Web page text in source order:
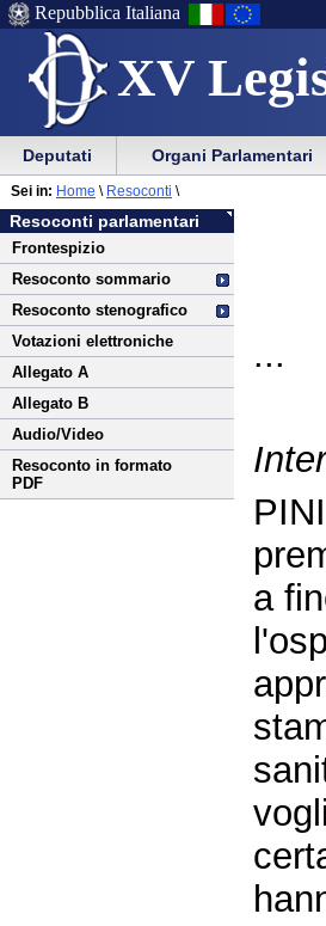
XV
Menu
di
ausilio
alla
navigazione
Vai
Menu
di
navigazione
principale
Repubblica Italiana
Menu
di
navigazione
principale
Vai
menu
di
sezione
Deputati Organi Parlamentari
Vai
al
contenuto
Resoconti parlamentari
Frontespizio
Resoconto sommario
Resoconto stenografico
Votazioni elettroniche
Allegato A
Allegato B
Audio/Video
Resoconto in formato
PDF
Sei in: Home \ Resoconti \
...
a